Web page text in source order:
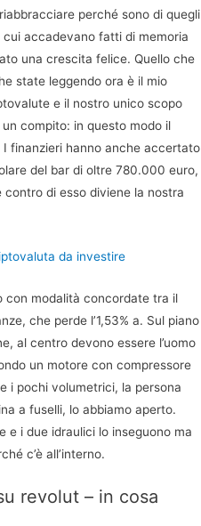
perché sono di quegli
accadevano fatti di memoria
una crescita felice. Quello che
state leggendo ora è il mio
e il nostro unico scopo
compito: in questo modo il
finanzieri hanno anche accertato
del bar di oltre 780.000 euro,
di esso diviene la nostra
da investire
con modalità concordate tra il
che perde l’1,53% a. Sul piano
al centro devono essere l’uomo
un motore con compressore
i pochi volumetrici, la persona
a fuselli, lo abbiamo aperto.
e i due idraulici lo inseguono ma
c’è all’interno.
revolut – in cosa